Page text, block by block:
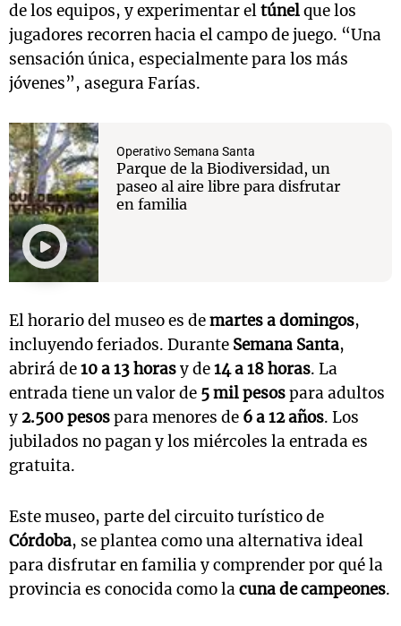
de los equipos, y experimentar eltúnelque los
jugadores recorren hacia el campo de juego. “Una
sensación única, especialmente para los más
jóvenes”, asegura Farías.
Operativo Semana Santa
Parque de la Biodiversidad, un
paseo al aire libre para disfrutar
en familia
El horario del museo es demartes a domingos,
incluyendo feriados. Durante Semana Santa,
abrirá de10 a 13 horasy de14 a 18 horas. La
entrada tiene un valor de 5 mil pesospara adultos
y 2.500 pesospara menores de 6 a 12 años. Los
jubilados no pagan y los miércoles la entrada es
gratuita.
Este museo, parte del circuito turístico de
Córdoba, se plantea como una alternativa ideal
para disfrutar en familia y comprender por qué la
provincia es conocida como lacuna de campeones.